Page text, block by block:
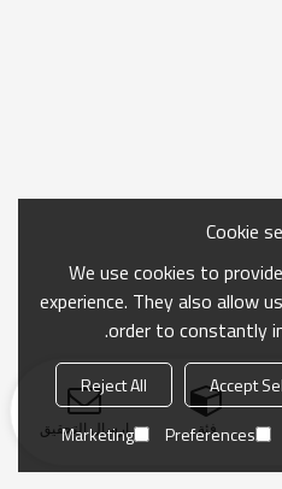
فئة ارسال التحقيق
Cookie
We use cookies to
experience. They also allow
order to constantly
Accept
Reject All
Preferences
Marketing